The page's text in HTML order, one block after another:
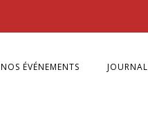
NOS ÉVÉNEMENTS JOURNAL